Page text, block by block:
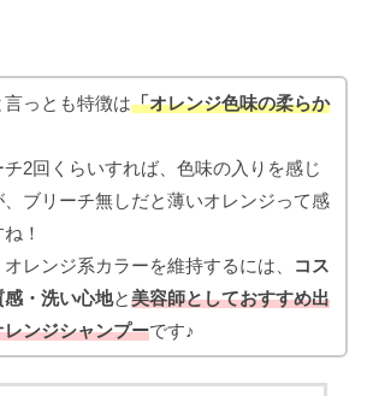
言っとも特徴は「オレンジ色味の柔らか
チ2回くらいすれば、色味の入りを感じ
、ブリーチ無しだと薄いオレンジって感
！
レンジ系カラーを維持するには、
コス
感・洗い心地と美容師としておすすめ出
レンジシャンプーです♪